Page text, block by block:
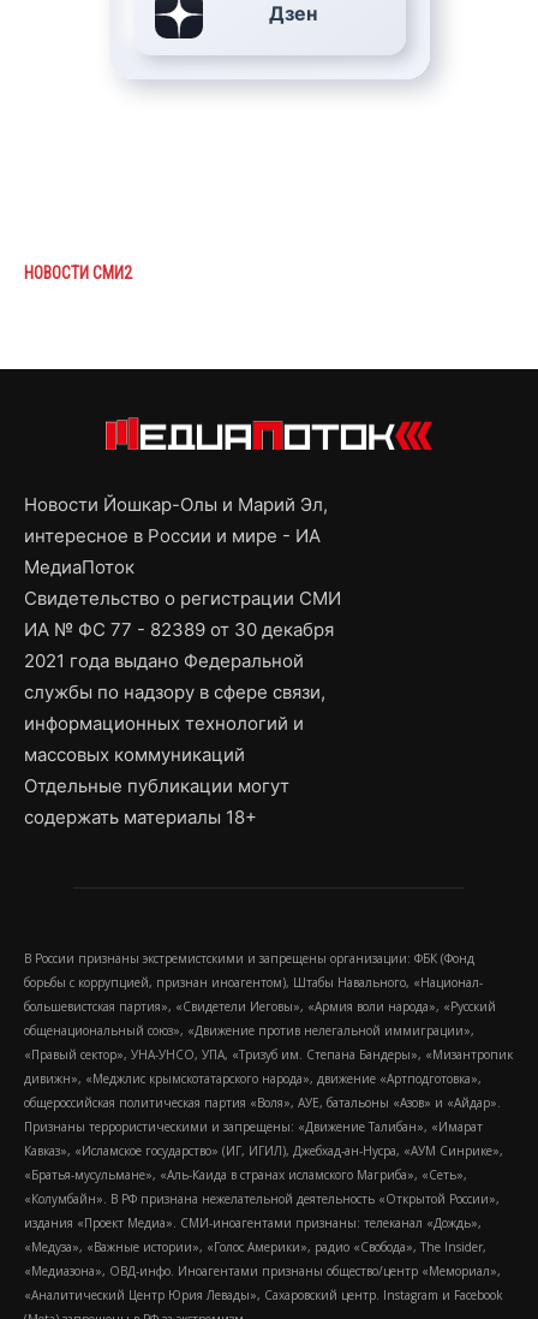
Дзен
НОВОСТИ СМИ2
Новости Йошкар-Олы и Марий Эл,
интересное в России и мире - ИА
МедиаПоток
Свидетельство о регистрации СМИ
ИА № ФС 77 - 82389 от 30 декабря
2021 года выдано Федеральной
службы по надзору в сфере связи,
информационных технологий и
массовых коммуникаций
Отдельные публикации могут
содержать материалы 18+
В России признаны экстремистскими и запрещены организации: ФБК (Фонд
борьбы с коррупцией, признан иноагентом), Штабы Навального, «Национал-
большевистская партия», «Свидетели Иеговы», «Армия воли народа», «Русский
общенациональный союз», «Движение против нелегальной иммиграции»,
«Правый сектор», УНА-УНСО, УПА, «Тризуб им. Степана Бандеры», «Мизантропик
дивижн», «Меджлис крымскотатарского народа», движение «Артподготовка»,
общероссийская политическая партия «Воля», АУЕ, батальоны «Азов» и «Айдар».
Признаны террористическими и запрещены: «Движение Талибан», «Имарат
Кавказ», «Исламское государство» (ИГ, ИГИЛ), Джебхад-ан-Нусра, «АУМ Синрике»,
«Братья-мусульмане», «Аль-Каида в странах исламского Магриба», «Сеть»,
«Колумбайн». В РФ признана нежелательной деятельность «Открытой России»,
издания «Проект Медиа». СМИ-иноагентами признаны: телеканал «Дождь»,
«Медуза», «Важные истории», «Голос Америки», радио «Свобода», The Insider,
«Медиазона», ОВД-инфо. Иноагентами признаны общество/центр «Мемориал»,
«Аналитический Центр Юрия Левады», Сахаровский центр. Instagram и Facebook